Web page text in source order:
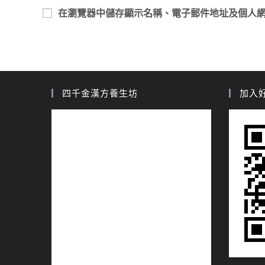
在瀏覽器中儲存顯示名稱、電子郵件地址及個人
四千金漢方養生坊 加入